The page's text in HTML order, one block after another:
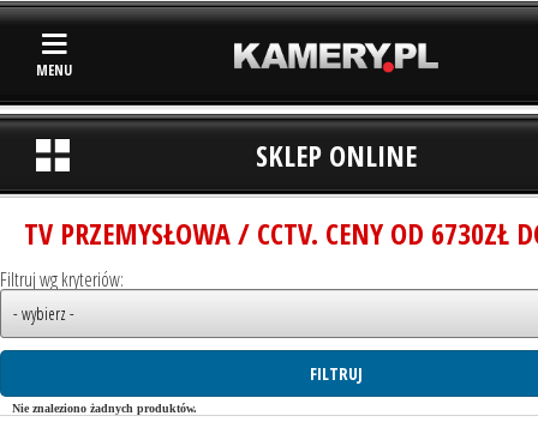
MENU
SKLEP ONLINE
TV PRZEMYSŁOWA / CCTV. CENY OD 6730ZŁ
Filtruj wg kryteriów:
Nie znaleziono żadnych produktów.